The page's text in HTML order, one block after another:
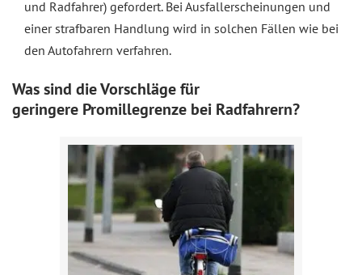
und Radfahrer) gefordert. Bei Ausfallerscheinungen und
einer strafbaren Handlung wird in solchen Fällen wie bei
den Autofahrern verfahren.
Was sind die Vorschläge für
geringere Promillegrenze bei Radfahrern?